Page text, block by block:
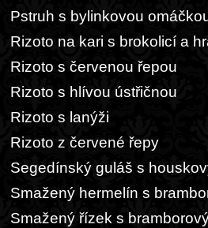
Pstruh s bylinkovou
Rizoto na kari s brokolicí a
Rizoto s červenou řepou
Rizoto s hlívou ústřičnou
Rizoto s lanýži
Rizoto z červené řepy
Segedínský guláš s
Smažený hermelín s
Smažený řízek s